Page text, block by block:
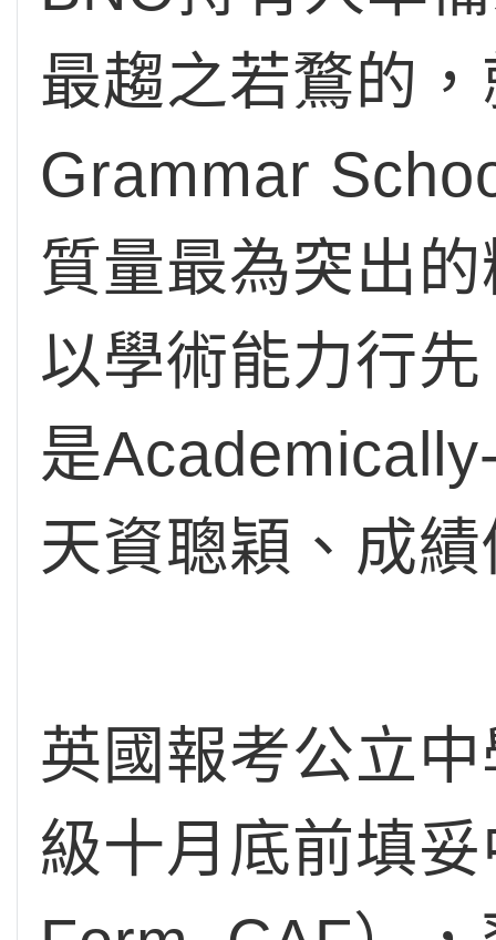
最趨之若鶩的
Grammar
質量最為突出
以學術能力行
是
天資聰穎、成
英國報考公立
級十月底前填